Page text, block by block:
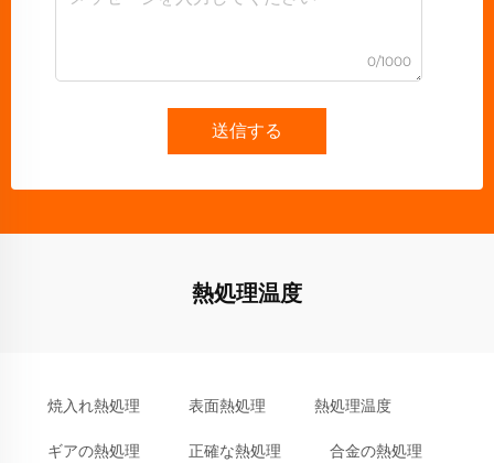
0/1000
送信する
熱処理温度
焼入れ熱処理 表面熱処理 熱処理温度
ギアの熱処理 正確な熱処理 合金の熱処理